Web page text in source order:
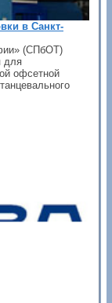
в Санкт-
(СПбОТ)
для
офсетной